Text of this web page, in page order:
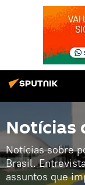
Notícias
Notícias sobre
Brasil.
assuntos que